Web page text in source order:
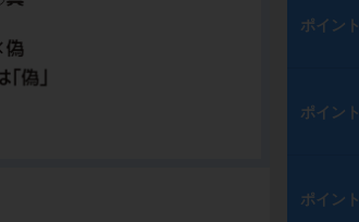
ポイント
ポイント
ポイント